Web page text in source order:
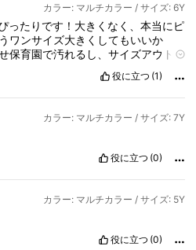
カラー: マルチカラー / サイズ: 6Y
ったりです！大きくなく、本当にピ
ワンサイズ大きくしてもいいか
保育園で汚れるし、サイズアウト
役に立つ (1)
カラー: マルチカラー / サイズ: 7Y
役に立つ (0)
カラー: マルチカラー / サイズ: 5Y
役に立つ (0)